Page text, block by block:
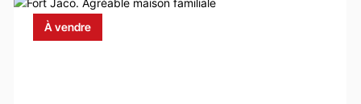
À vendre